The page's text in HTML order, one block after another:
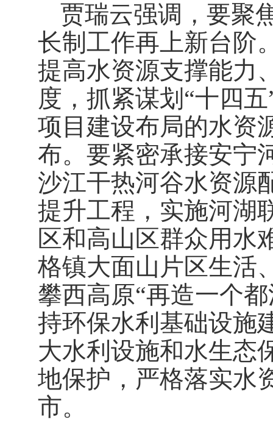
贾瑞云强调，要聚
长制工作再上新台阶
提高水资源支撑能力
度，抓紧谋划 “十四
项目建设布局的水资
布。要紧密承接安宁
沙江干热河谷水资源
提升工程，实施河湖
区和高山区群众用水
格镇大面山片区生活
攀西高原“再造一个
持环保水利基础设施
大水利设施和水生态
地保护，严格落实水
市。